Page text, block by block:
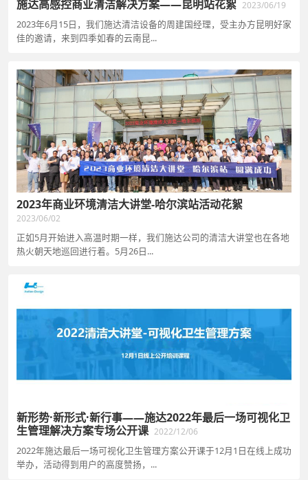
施达高感控商业清洁解决方案——昆明站花絮 2023/06/19
2023年6月15日，我们施达清洁设备的周建国经理，受主办方昆明好家
佳的邀请，来到四季如春的云南昆...
2023年商业环境清洁大讲堂-哈尔滨站活动花絮
2023/06/02
正如5月开始进入高温时期一样，我们施达公司的清洁大讲堂也在各地
热火朝天地巡回进行着。5月26日...
新形势·新形式·新行事——施达2022年最后一场可视化卫
生管理解决方案专场公开课 2022/12/06
2022年施达最后一场可视化卫生管理方案公开课于12月1日在线上成功
举办，活动得到用户的高度赞扬，...